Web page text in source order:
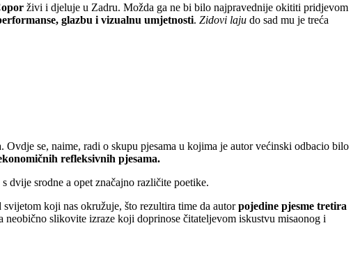
živi i djeluje u Zadru. Možda ga ne bi bilo najpravednije okititi pridjevom
glazbu i vizualnu umjetnosti. Zidovi laju do sad mu je treća
Ovdje se, naime, radi o skupu pjesama u kojima je autor većinski odbacio bilo
refleksivnih pjesama.
dvije srodne a opet značajno različite poetike.
koji nas okružuje, što rezultira time da autorpojedine pjesme tretira
slikovite izraze koji doprinose čitateljevom iskustvu misaonog i